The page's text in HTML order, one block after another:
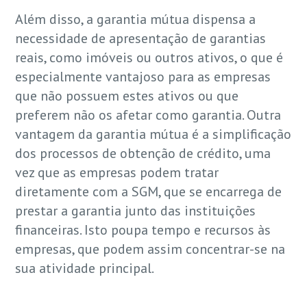
Além disso, a garantia mútua dispensa a
necessidade de apresentação de garantias
reais, como imóveis ou outros ativos, o que é
especialmente vantajoso para as empresas
que não possuem estes ativos ou que
preferem não os afetar como garantia. Outra
vantagem da garantia mútua é a simplificação
dos processos de obtenção de crédito, uma
vez que as empresas podem tratar
diretamente com a SGM, que se encarrega de
prestar a garantia junto das instituições
financeiras. Isto poupa tempo e recursos às
empresas, que podem assim concentrar-se na
sua atividade principal.